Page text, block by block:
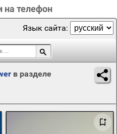
на телефон
Язык сайта:
в разделе